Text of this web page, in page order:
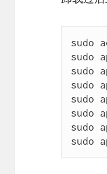
sudo
sudo
sudo
sudo
sudo
sudo
sudo
sudo